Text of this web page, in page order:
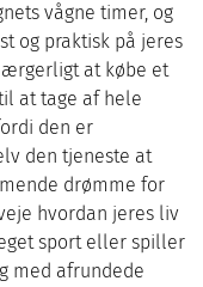
vågne timer, og
og praktisk på jeres
ærgerligt at købe et
at tage af hele
den er
den tjeneste at
drømme for
hvordan jeres liv
sport eller spiller
med afrundede